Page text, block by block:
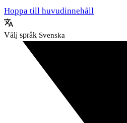
Hoppa till huvudinnehåll
Välj språk Svenska